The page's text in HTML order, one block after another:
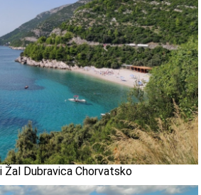
Žal Dubravica Chorvatsko